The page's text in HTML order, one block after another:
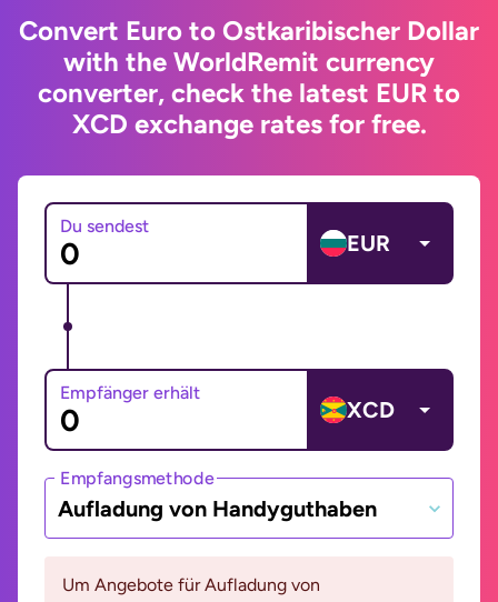
Convert Euro to Ostkaribischer Dollar
with the WorldRemit currency
converter, check the latest EUR to
XCD exchange rates for free.
Du sendest
EUR
Empfänger erhält
XCD
Empfangsmethode
Aufladung von Handyguthaben
Um Angebote für Aufladung von